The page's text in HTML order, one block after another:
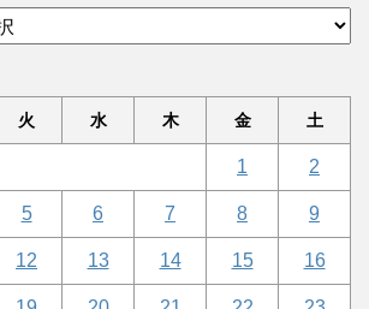
火 水 木 金 土
1 2
5 6 7 8 9
12 13 14 15 16